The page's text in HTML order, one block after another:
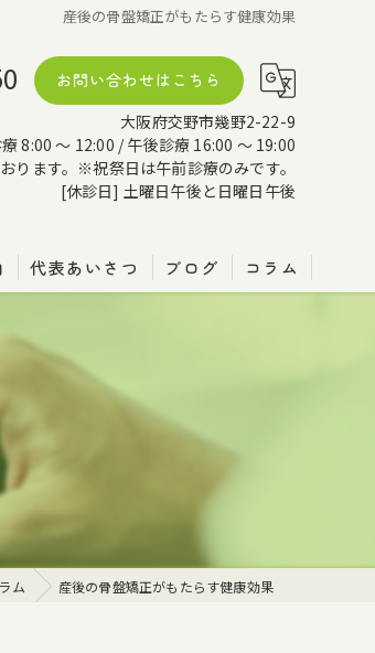
産後の骨盤矯正がもたらす健康効果
お問い合わせはこちら
大阪府交野市幾野2-22-9
8:00 ～ 12:00 / 午後診療 16:00 ～ 19:00
ります。※祝祭日は午前診療のみです。
[休診日] 土曜日午後と日曜日午後
代表あいさつ ブログ コラム
ム 産後の骨盤矯正がもたらす健康効果